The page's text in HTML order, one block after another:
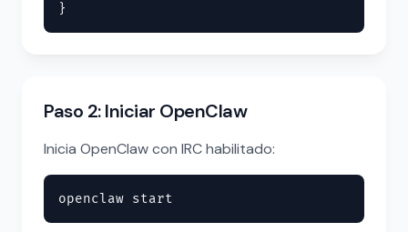
}
Paso 2: Iniciar OpenClaw
Inicia OpenClaw con IRC habilitado:
openclaw start